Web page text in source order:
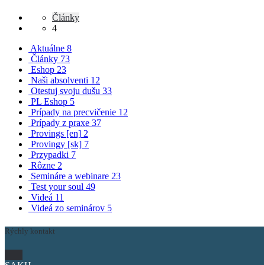
Články
4
Aktuálne 8
Články 73
Eshop 23
Naši absolventi 12
Otestuj svoju dušu 33
PL Eshop 5
Prípady na precvičenie 12
Prípady z praxe 37
Provings [en] 2
Provingy [sk] 7
Przypadki 7
Rôzne 2
Semináre a webinare 23
Test your soul 49
Videá 11
Videá zo seminárov 5
Rýchly kontakt